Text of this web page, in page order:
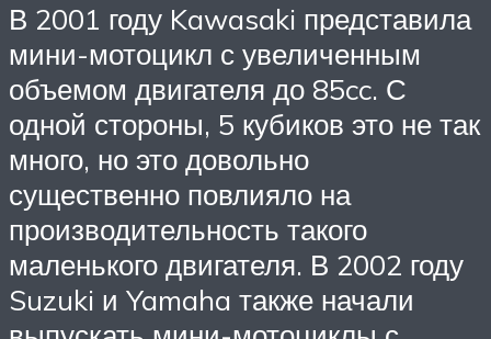
В 2001 году Kawasaki представила
мини-мотоцикл с увеличенным
объемом двигателя до 85cc. С
одной стороны, 5 кубиков это не так
много, но это довольно
существенно повлияло на
производительность такого
маленького двигателя. В 2002 году
Suzuki и Yamaha также начали